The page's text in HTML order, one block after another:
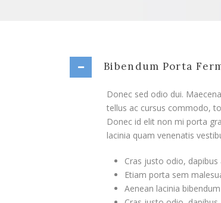
Bibendum Porta
Donec sed odio dui.
tellus ac cursus commodo,
Donec id elit non mi porta
lacinia quam venenatis
Cras justo odio,
Etiam porta sem
Aenean lacinia